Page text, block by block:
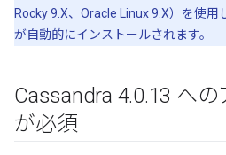
Rocky 9.X、Oracle Linux 9.X）を使
が自動的にインストールされます。
Cassandra 4.0.13 への
が必須